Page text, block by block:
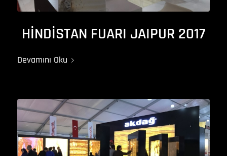
HİNDİSTAN FUARI JAIPUR 2017
Devamını Oku